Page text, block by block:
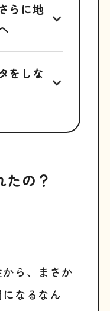
らに地
をしな
たの？
ら、まさか
なるなん